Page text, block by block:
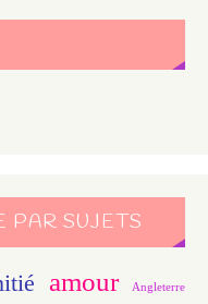
PAR SUJETS
amour Angleterre